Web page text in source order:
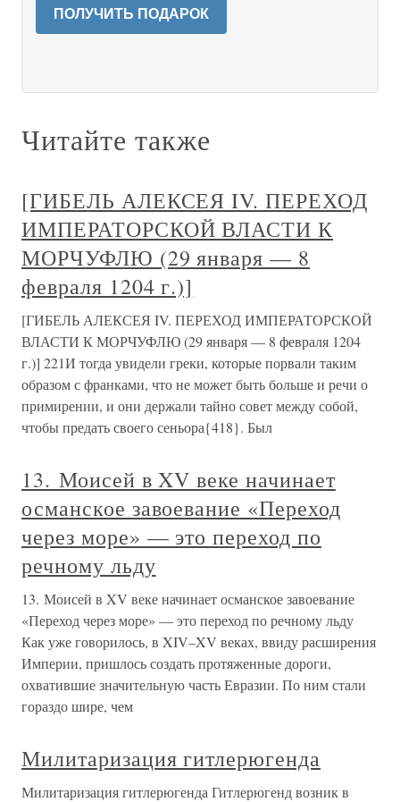
ПОЛУЧИТЬ ПОДАРОК
Читайте также
[ГИБЕЛЬ АЛЕКСЕЯ IV. ПЕРЕХОД
ИМПЕРАТОРСКОЙ ВЛАСТИ К
МОРЧУФЛЮ (29 января — 8
февраля 1204 г.)]
[ГИБЕЛЬ АЛЕКСЕЯ IV. ПЕРЕХОД ИМПЕРАТОРСКОЙ
ВЛАСТИ К МОРЧУФЛЮ (29 января — 8 февраля 1204
г.)] 221И тогда увидели греки, которые порвали таким
образом с франками, что не может быть больше и речи о
примирении, и они держали тайно совет между собой,
чтобы предать своего сеньора{418}. Был
13. Моисей в XV веке начинает
османское завоевание «Переход
через море» — это переход по
речному льду
13. Моисей в XV веке начинает османское завоевание
«Переход через море» — это переход по речному льду
Как уже говорилось, в XIV–XV веках, ввиду расширения
Империи, пришлось создать протяженные дороги,
охватившие значительную часть Евразии. По ним стали
гораздо шире, чем
Милитаризация гитлерюгенда
Милитаризация гитлерюгенда Гитлерюгенд возник в